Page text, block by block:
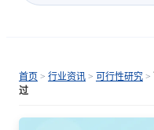
首页 > 行业资讯 > 可行性研究 >
过